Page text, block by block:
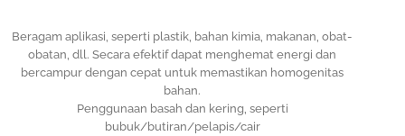
Beragam aplikasi, seperti plastik, bahan kimia, makanan, obat-
obatan, dll. Secara efektif dapat menghemat energi dan
bercampur dengan cepat untuk memastikan homogenitas
bahan.
Penggunaan basah dan kering, seperti
bubuk/butiran/pelapis/cair